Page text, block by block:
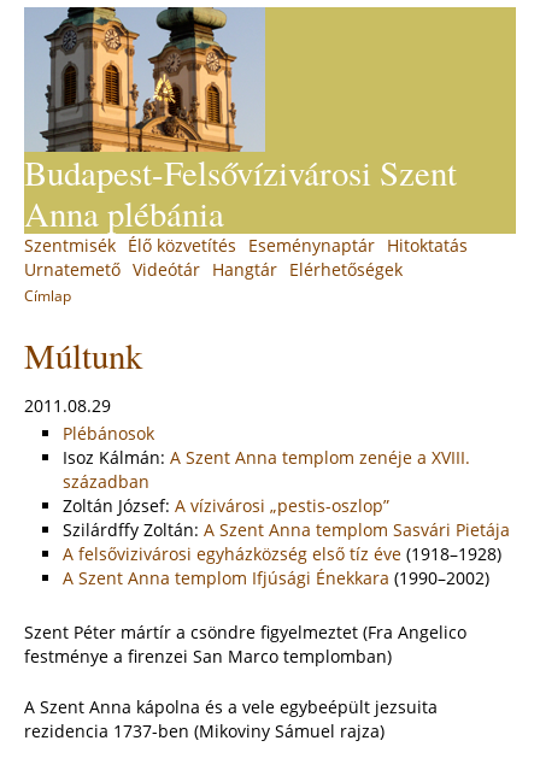
navigation
Budapest-Felsővízivárosi Szent
Anna plébánia
are
Címlap
to
top
Múltunk
2011.08.29
Plébánosok
Isoz Kálmán: A Szent Anna templom zenéje a XVIII.
században
Zoltán József: A vízivárosi „pestis-oszlop”
Szilárdffy Zoltán: A Szent Anna templom Sasvári Pietája
A felsővizivárosi egyházközség első tíz éve (1918–1928)
A Szent Anna templom Ifjúsági Énekkara (1990–2002)
Szent Péter mártír a csöndre figyelmeztet (Fra Angelico
festménye a firenzei San Marco templomban)
A Szent Anna kápolna és a vele egybeépült jezsuita
rezidencia 1737-ben (Mikoviny Sámuel rajza)
Back
to
top
Main
menu
Szentmisék Élő közvetítés Eseménynaptár Hitoktatás
Urnatemető Videótár Hangtár Elérhetőségek